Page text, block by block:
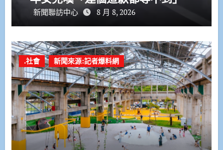
新聞聯訪中心 8 月 8, 2026
.社會 新聞來源:記者爆料網